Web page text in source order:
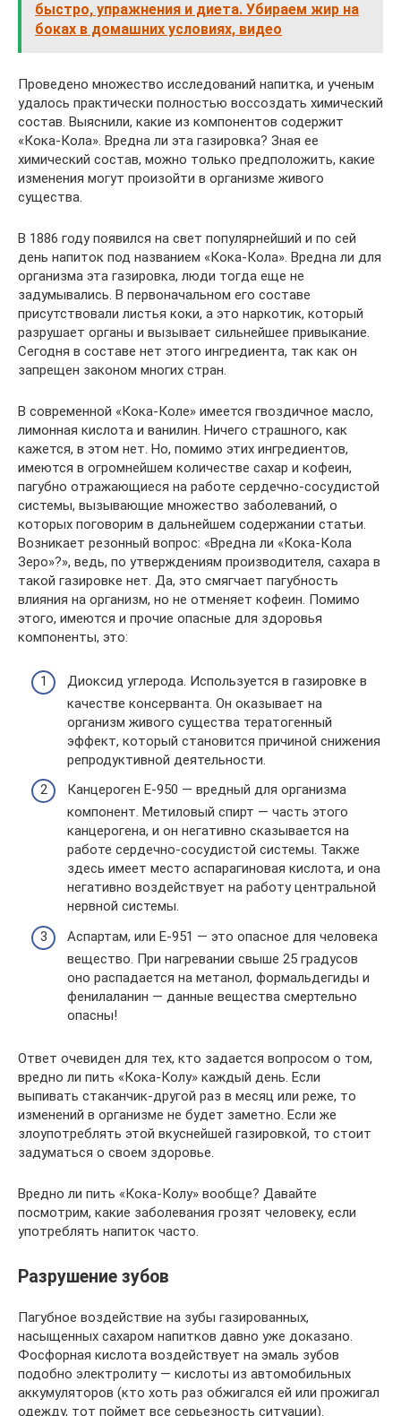
быстро, упражнения и диета. Убираем жир на
боках в домашних условиях, видео
Проведено множество исследований напитка, и ученым
удалось практически полностью воссоздать химический
состав. Выяснили, какие из компонентов содержит
«Кока-Кола». Вредна ли эта газировка? Зная ее
химический состав, можно только предположить, какие
изменения могут произойти в организме живого
существа.
В 1886 году появился на свет популярнейший и по сей
день напиток под названием «Кока-Кола». Вредна ли для
организма эта газировка, люди тогда еще не
задумывались. В первоначальном его составе
присутствовали листья коки, а это наркотик, который
разрушает органы и вызывает сильнейшее привыкание.
Сегодня в составе нет этого ингредиента, так как он
запрещен законом многих стран.
В современной «Кока-Коле» имеется гвоздичное масло,
лимонная кислота и ванилин. Ничего страшного, как
кажется, в этом нет. Но, помимо этих ингредиентов,
имеются в огромнейшем количестве сахар и кофеин,
пагубно отражающиеся на работе сердечно-сосудистой
системы, вызывающие множество заболеваний, о
которых поговорим в дальнейшем содержании статьи.
Возникает резонный вопрос: «Вредна ли «Кока-Кола
Зеро»?», ведь, по утверждениям производителя, сахара в
такой газировке нет. Да, это смягчает пагубность
влияния на организм, но не отменяет кофеин. Помимо
этого, имеются и прочие опасные для здоровья
компоненты, это:
Диоксид углерода. Используется в газировке в
качестве консерванта. Он оказывает на
организм живого существа тератогенный
эффект, который становится причиной снижения
репродуктивной деятельности.
Канцероген Е-950 — вредный для организма
компонент. Метиловый спирт — часть этого
канцерогена, и он негативно сказывается на
работе сердечно-сосудистой системы. Также
здесь имеет место аспарагиновая кислота, и она
негативно воздействует на работу центральной
нервной системы.
Аспартам, или Е-951 — это опасное для человека
вещество. При нагревании свыше 25 градусов
оно распадается на метанол, формальдегиды и
фенилаланин — данные вещества смертельно
опасны!
Ответ очевиден для тех, кто задается вопросом о том,
вредно ли пить «Кока-Колу» каждый день. Если
выпивать стаканчик-другой раз в месяц или реже, то
изменений в организме не будет заметно. Если же
злоупотреблять этой вкуснейшей газировкой, то стоит
задуматься о своем здоровье.
Вредно ли пить «Кока-Колу» вообще? Давайте
посмотрим, какие заболевания грозят человеку, если
употреблять напиток часто.
Разрушение зубов
Пагубное воздействие на зубы газированных,
насыщенных сахаром напитков давно уже доказано.
Фосфорная кислота воздействует на эмаль зубов
подобно электролиту — кислоты из автомобильных
аккумуляторов (кто хоть раз обжигался ей или прожигал
одежду, тот поймет все серьезность ситуации).